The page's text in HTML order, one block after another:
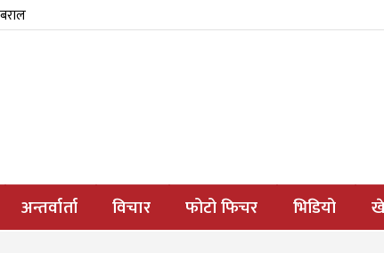
अन्तर्वार्ता विचार फोटो फिचर भिडियो